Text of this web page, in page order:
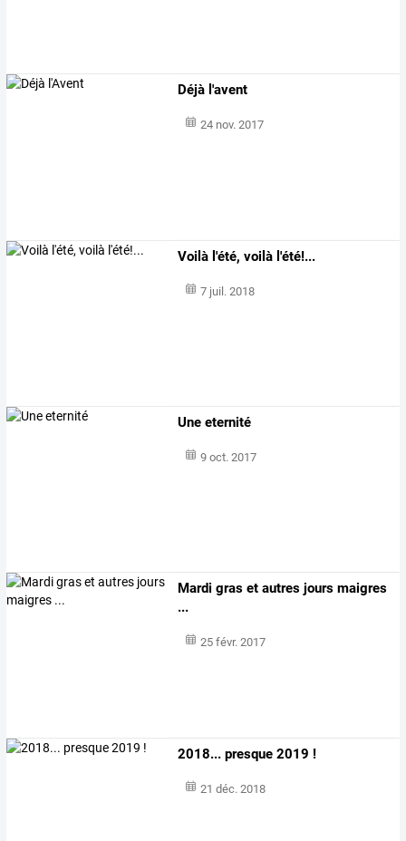
Déjà l'avent
24 nov. 2017
Voilà l'été, voilà l'été!...
7 juil. 2018
Une eternité
9 oct. 2017
Mardi gras et autres jours maigres
...
25 févr. 2017
2018... presque 2019 !
21 déc. 2018